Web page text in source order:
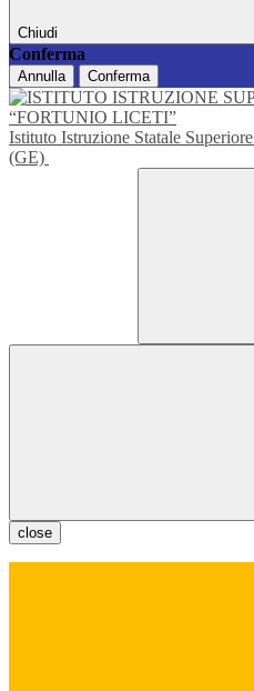
Chiudi
Conferma
Annulla Conferma
Istituto Istruzione Statale Superiore
(GE)
close